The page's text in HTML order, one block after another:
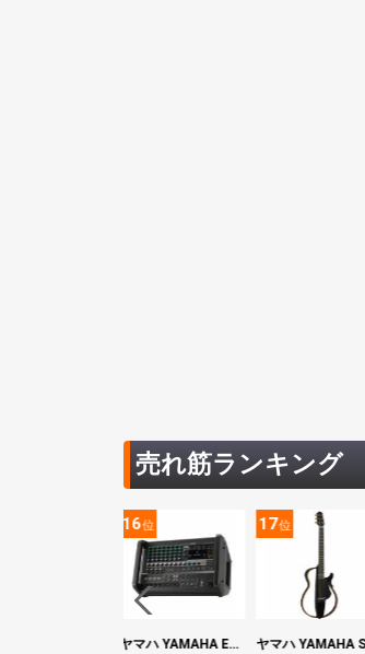
売れ筋ランキング
16位
ヤマハ YAMAHA EMX7 12ch パワードミキサー
17位